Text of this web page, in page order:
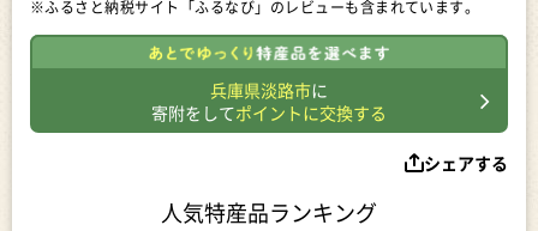
※ふるさと納税サイト「ふるなび」のレビューも含まれています。
兵庫県淡路市に
寄附をしてポイントに交換する
シェアする
人気特産品ランキング